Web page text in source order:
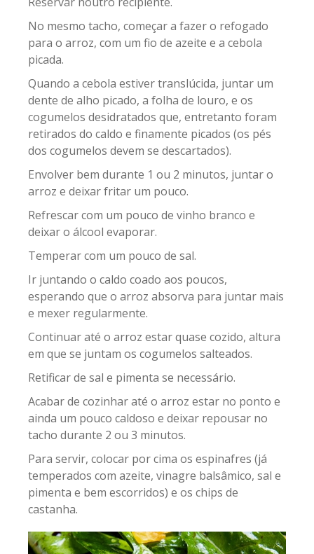
No mesmo tacho, começar a fazer o refogado
para o arroz, com um fio de azeite e a cebola
picada.
Quando a cebola estiver translúcida, juntar um
dente de alho picado, a folha de louro, e os
cogumelos desidratados que, entretanto foram
retirados do caldo e finamente picados (os pés
dos cogumelos devem se descartados).
Envolver bem durante 1 ou 2 minutos, juntar o
arroz e deixar fritar um pouco.
Refrescar com um pouco de vinho branco e
deixar o álcool evaporar.
Temperar com um pouco de sal.
Ir juntando o caldo coado aos poucos,
esperando que o arroz absorva para juntar mais
e mexer regularmente.
Continuar até o arroz estar quase cozido, altura
em que se juntam os cogumelos salteados.
Retificar de sal e pimenta se necessário.
Acabar de cozinhar até o arroz estar no ponto e
ainda um pouco caldoso e deixar repousar no
tacho durante 2 ou 3 minutos.
Para servir, colocar por cima os espinafres (já
temperados com azeite, vinagre balsâmico, sal e
pimenta e bem escorridos) e os chips de
castanha.